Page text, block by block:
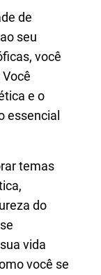
de
seu
você
e o
essencial
temas
do
vida
você se